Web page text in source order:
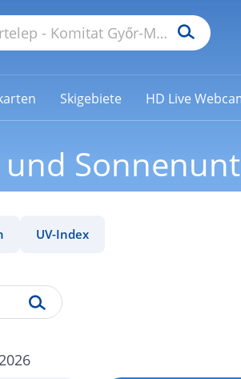
Skigebiete HD Live
UV-Index